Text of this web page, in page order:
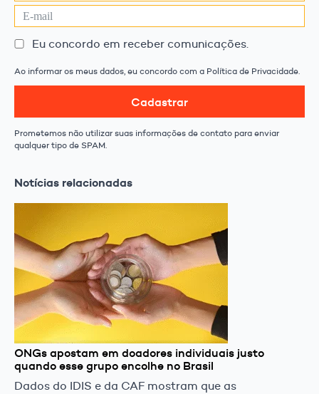
Eu concordo em receber comunicações.
Ao informar os meus dados, eu concordo com a Política de Privacidade.
Cadastrar
Prometemos não utilizar suas informações de contato para enviar
qualquer tipo de SPAM.
Notícias relacionadas
ONGs apostam em doadores individuais justo
quando esse grupo encolhe no Brasil
Dados do IDIS e da CAF mostram que as